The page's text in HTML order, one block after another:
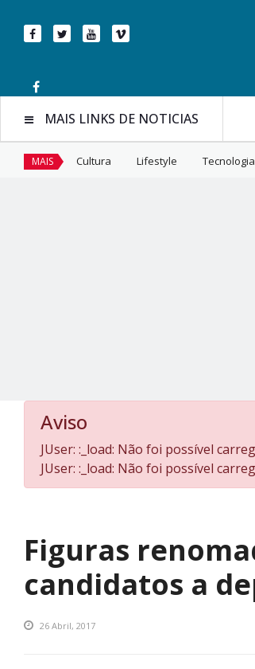
MAIS LINKS DE NOTICIAS
MAIS Cultura Lifestyle Tecnologia
Aviso
JUser: :_load: Não foi possível
JUser: :_load: Não foi possível
Figuras
candidatos a
26 Abril, 2017